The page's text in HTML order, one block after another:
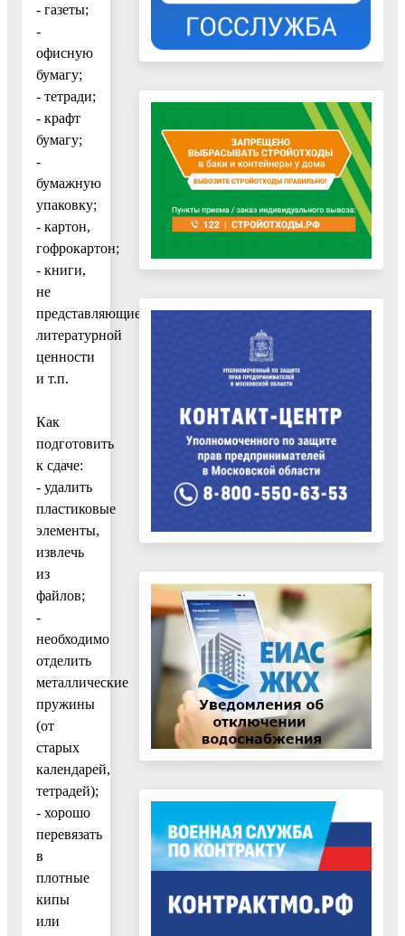
- газеты;
-
офисную
бумагу;
- тетради;
- крафт
бумагу;
-
бумажную
упаковку;
- картон,
гофрокартон;
- книги,
не
представляющие
литературной
ценности
и т.п.
Как
подготовить
к сдаче:
- удалить
пластиковые
элементы,
извлечь
из
файлов;
-
необходимо
отделить
металлические
пружины
(от
старых
календарей,
тетрадей);
- хорошо
перевязать
в
плотные
кипы
или